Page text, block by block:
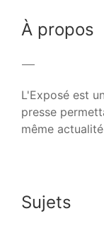
À propos
L'Exposé est
presse
même
Sujets